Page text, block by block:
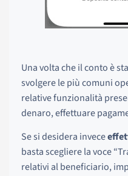
Una volta che il conto è
svolgere le più comuni
relative funzionalità
denaro, effettuare
Se si desidera invece
basta scegliere la voce
relativi al beneficiario,